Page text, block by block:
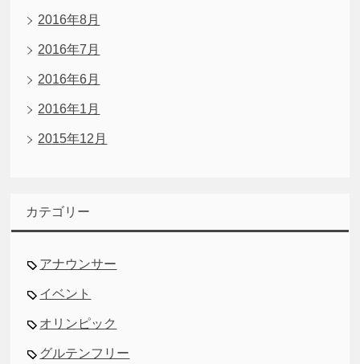
2016年8月
2016年7月
2016年6月
2016年1月
2015年12月
カテゴリー
アナウンサー
イベント
オリンピック
グルテンフリー